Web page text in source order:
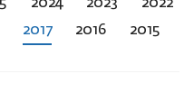
2024 2023
2022
2017 2016
2015